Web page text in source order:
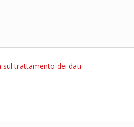
sul trattamento dei dati